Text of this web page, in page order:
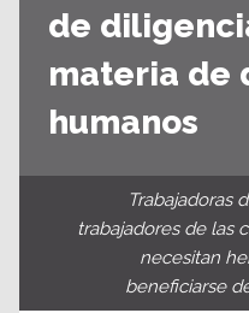
de
materia de
humanos
Trabajadoras
trabajadores de las
necesitan
beneficiarse